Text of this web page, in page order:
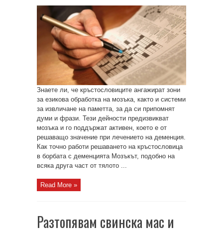
Знаете ли, че кръстословиците ангажират зони
за езикова обработка на мозъка, както и системи
за извличане на паметта, за да си припомнят
думи и фрази. Тези дейности предизвикват
мозъка и го поддържат активен, което е от
решаващо значение при лечението на деменция.
Как точно работи решаването на кръстословица
в борбата с деменцията Мозъкът, подобно на
всяка друга част от тялото ...
Read More »
Разтопявам свинска мас и